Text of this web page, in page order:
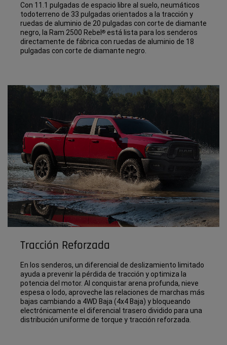
Con 11.1 pulgadas de espacio libre al suelo, neumáticos
todoterreno de 33 pulgadas orientados a la tracción y
ruedas de aluminio de 20 pulgadas con corte de diamante
negro, la Ram 2500 Rebel ® está lista para los senderos
directamente de fábrica con ruedas de aluminio de 18
pulgadas con corte de diamante negro.
Tracción Reforzada
En los senderos, un diferencial de deslizamiento limitado
ayuda a prevenir la pérdida de tracción y optimiza la
potencia del motor. Al conquistar arena profunda, nieve
espesa o lodo, aproveche las relaciones de marchas más
bajas cambiando a 4WD Baja (4x4 Baja) y bloqueando
electrónicamente el diferencial trasero dividido para una
distribución uniforme de torque y tracción reforzada.